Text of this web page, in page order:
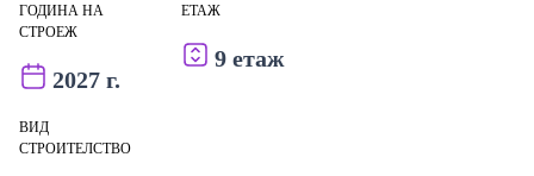
ГОДИНА НА
СТРОЕЖ
2027 г.
ЕТАЖ
9 етаж
ВИД
СТРОИТЕЛСТВО